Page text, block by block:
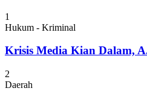
1
Hukum - Kriminal
Krisis Media Kian Dalam,
2
Daerah